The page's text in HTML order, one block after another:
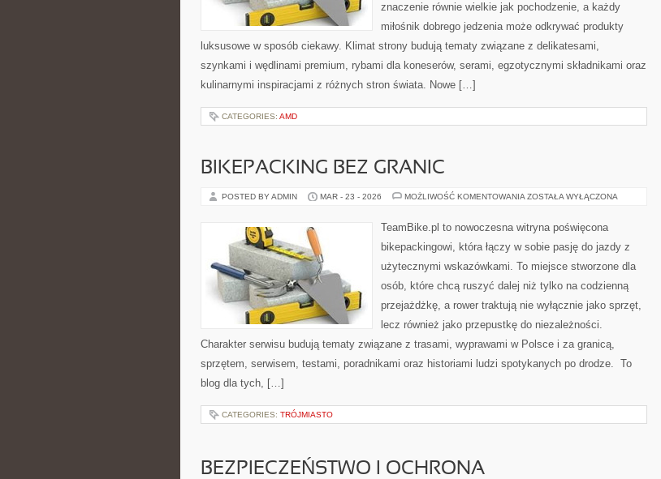
znaczenie równie wielkie jak pochodzenie, a każdy
miłośnik dobrego jedzenia może odkrywać produkty
luksusowe w sposób ciekawy. Klimat strony budują tematy związane z delikatesami,
szynkami i wędlinami premium, rybami dla koneserów, serami, egzotycznymi składnikami oraz
kulinarnymi inspiracjami z różnych stron świata. Nowe […]
CATEGORIES: AMD
BIKEPACKING BEZ GRANIC
POSTED BY ADMIN MAR - 23 - 2026 MOŻLIWOŚĆ KOMENTOWANIA BIKEPACKING
ZOSTAŁA WYŁĄCZONA
TeamBike.pl to nowoczesna witryna poświęcona
bikepackingowi, która łączy w sobie pasję do jazdy z
użytecznymi wskazówkami. To miejsce stworzone dla
osób, które chcą ruszyć dalej niż tylko na codzienną
przejażdżkę, a rower traktują nie wyłącznie jako sprzęt,
lecz również jako przepustkę do niezależności.
Charakter serwisu budują tematy związane z trasami, wyprawami w Polsce i za granicą,
sprzętem, serwisem, testami, poradnikami oraz historiami ludzi spotykanych po drodze. To
blog dla tych, […]
CATEGORIES: TRÓJMIASTO
BEZPIECZEŃSTWO I OCHRONA